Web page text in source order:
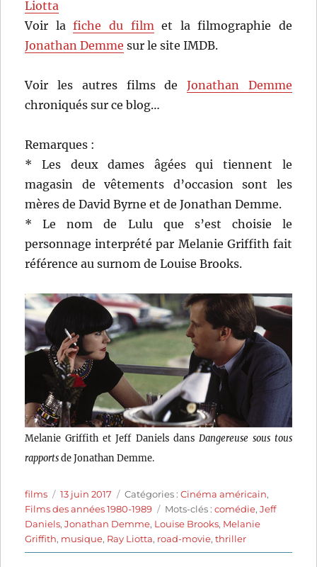
Liotta
Voir lafiche du filmet la filmographie de
Jonathan Demme sur le site IMDB.
Voir les autres films de Jonathan Demme
chroniqués sur ce blog…
Remarques :
* Les deux dames âgées qui tiennent le
magasin de vêtements d’occasion sont les
mères de David Byrne et de Jonathan Demme.
* Le nom de Lulu que s’est choisie le
personnage interprété par Melanie Griffith fait
référence au surnom de Louise Brooks.
Melanie Griffith et Jeff Daniels dans Dangereuse sous tous
rapportsde Jonathan Demme.
Auteur
films
Publié
le
13 juin 2017 Catégories
Catégories :Cinéma américain,
Films des années 1980-1989
Étiquettes
Mots-clés :comédie,Jeff
Daniels,Jonathan Demme, Louise Brooks, Melanie
Griffith, musique, Ray Liotta, road-movie,thriller